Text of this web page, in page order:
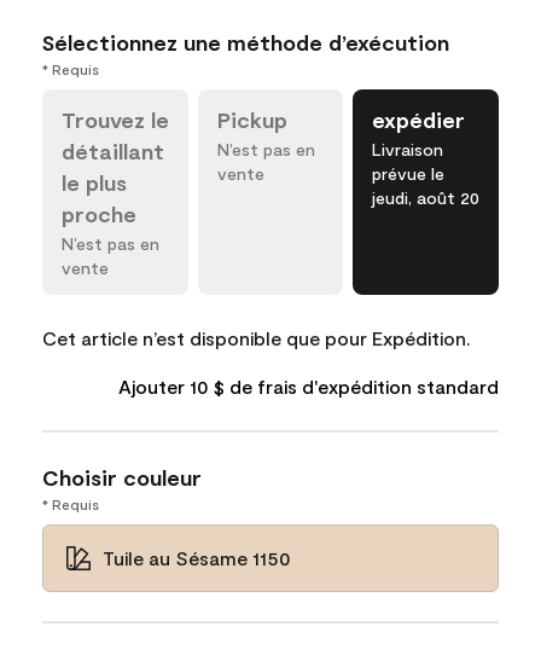
Sélectionnez une méthode d’exécution
* Requis
Trouvez le
détaillant
le plus
proche
N’est pas en
vente
Pickup
N’est pas en
vente
expédier
Livraison
prévue le
jeudi, août 20
Cet article n’est disponible que pour Expédition.
Ajouter 10 $ de frais d'expédition standard
Choisir couleur
* Requis
Tuile au Sésame 1150